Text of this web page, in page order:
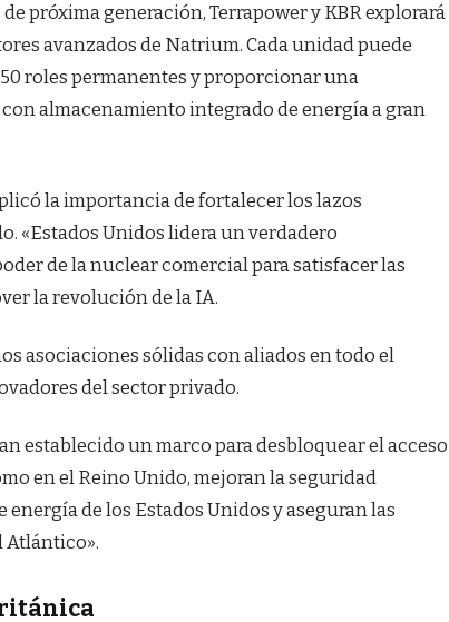
próxima generación, Terrapower y KBR explorará
avanzados de Natrium. Cada unidad puede
roles permanentes y proporcionar una
almacenamiento integrado de energía a gran
la importancia de fortalecer los lazos
«Estados Unidos lidera un verdadero
de la nuclear comercial para satisfacer las
la revolución de la IA.
asociaciones sólidas con aliados en todo el
del sector privado.
establecido un marco para desbloquear el acceso
en el Reino Unido, mejoran la seguridad
de los Estados Unidos y aseguran las
Atlántico».